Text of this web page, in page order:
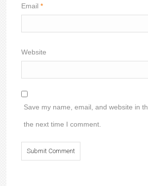
Email*
Website
Save my name, email, and website in
the next time I comment.